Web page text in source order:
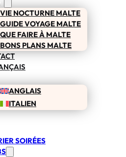
VIE NOCTURNE MALTE
GUIDE VOYAGE MALTE
QUE FAIRE À MALTE
BONS PLANS MALTE
ANGLAIS
ITALIEN
SOIRÉES